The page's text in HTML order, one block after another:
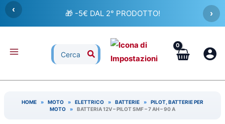
Vai
contenuto
‹ 🎁 -5€ DAL 2° PRODOTTO! ›
Ricerca
per:
HOME » MOTO » ELETTRICO » BATTERIE »
PILOT, BATTERIE PER
MOTO
» BATTERIA 12V – PILOT SMF – 7 AH – 90 A